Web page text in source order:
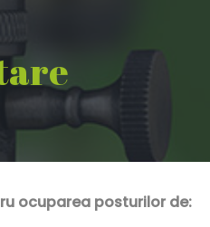
ocuparea posturilor de: